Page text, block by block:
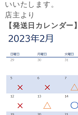
いいたします。
店主より
【発送日カレンダー】